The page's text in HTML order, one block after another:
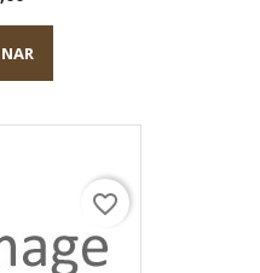
favorite_border